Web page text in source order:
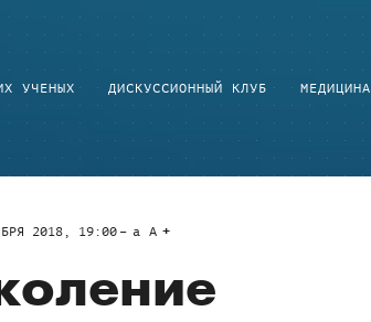
УЧЕНЫХ ДИСКУССИОННЫЙ КЛУБ МЕДИЦИНА
2018, 19:00 a A